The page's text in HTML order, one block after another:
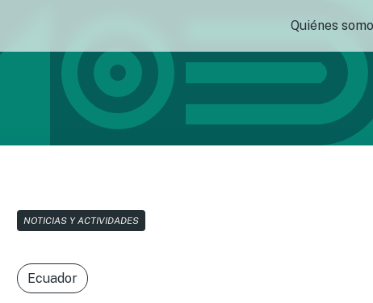
Quiénes
NOTICIAS Y ACTIVIDADES
Ecuador